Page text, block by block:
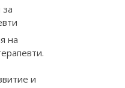
за
на
и